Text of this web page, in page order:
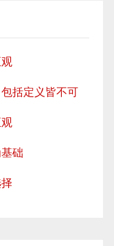
括定义皆不可
础